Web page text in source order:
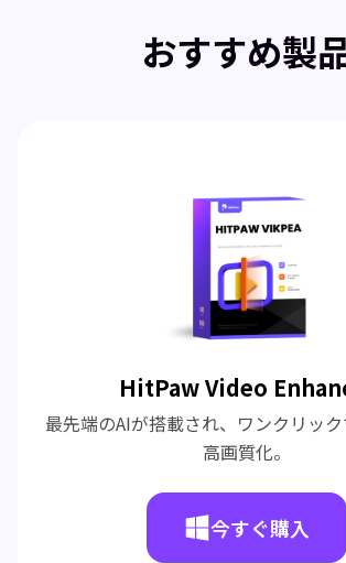
おすすめ製
HitPaw Video
最先端のAIが搭載され、ワンクリッ
高画質化。
今すぐ購入